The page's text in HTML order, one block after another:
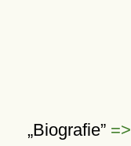
Biografie